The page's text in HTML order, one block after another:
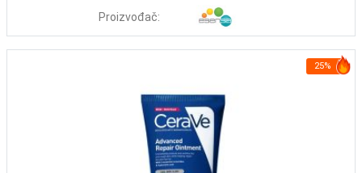
Proizvođač:
25%